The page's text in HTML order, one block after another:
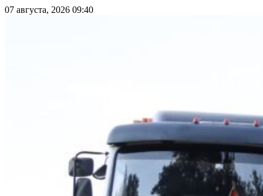
07 августа, 2026 09:40